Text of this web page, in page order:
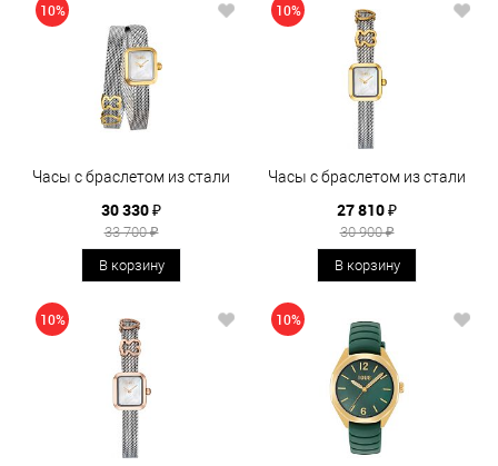
10%
Часы с браслетом из стали
30 330 ₽
33 700 ₽
В корзину
10%
Часы с браслетом из стали
27 810 ₽
30 900 ₽
В корзину
10% 10%